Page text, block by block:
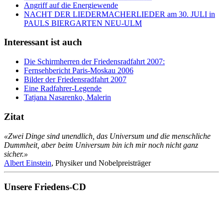
Angriff auf die Energiewende
NACHT DER LIEDERMACHERLIEDER am 30. JULI in
PAULS BIERGARTEN NEU-ULM
Interessant ist auch
Die Schirmherren der Friedensradfahrt 2007:
Fernsehbericht Paris-Moskau 2006
Bilder der Friedensradfahrt 2007
Eine Radfahrer-Legende
Tatjana Nasarenko, Malerin
Zitat
«Zwei Dinge sind unendlich, das Universum und die menschliche
Dummheit, aber beim Universum bin ich mir noch nicht ganz
sicher.»
Albert Einstein, Physiker und Nobelpreisträger
Unsere Friedens-CD